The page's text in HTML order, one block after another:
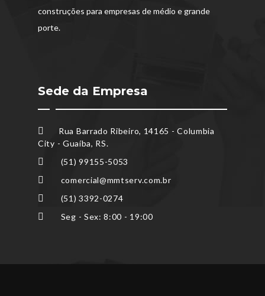
construções para empresas de médio e grande
porte.
Sede da Empresa
Rua Barrado Ribeiro, 14165 - Columbia
City - Guaíba, RS.
(51) 99155-5053
comercial@mmtserv.com.br
(51) 3392-0274
Seg - Sex: 8:00 - 19:00